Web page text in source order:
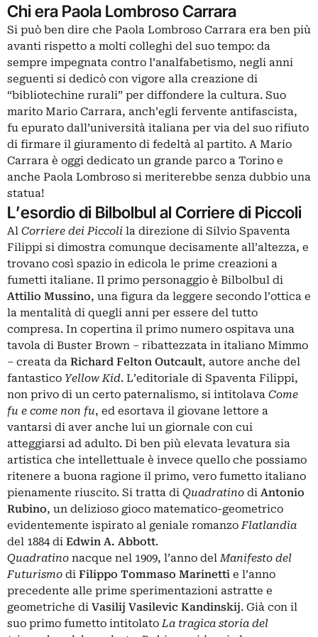
Chi era Paola Lombroso Carrara
Si può ben dire che Paola Lombroso Carrara era ben più
avanti rispetto a molti colleghi del suo tempo: da
sempre impegnata contro l’analfabetismo, negli anni
seguenti si dedicò con vigore alla creazione di
“bibliotechine rurali” per diffondere la cultura. Suo
marito Mario Carrara, anch’egli fervente antifascista,
fu epurato dall’università italiana per via del suo rifiuto
di firmare il giuramento di fedeltà al partito. A Mario
Carrara è oggi dedicato un grande parco a Torino e
anche Paola Lombroso si meriterebbe senza dubbio una
statua!
L’esordio di Bilbolbul al Corriere di Piccoli
Al Corriere dei Piccoli la direzione di Silvio Spaventa
Filippi si dimostra comunque decisamente all’altezza, e
trovano così spazio in edicola le prime creazioni a
fumetti italiane. Il primo personaggio è Bilbolbul di
Attilio Mussino, una figura da leggere secondo l’ottica e
la mentalità di quegli anni per essere del tutto
compresa. In copertina il primo numero ospitava una
tavola di Buster Brown – ribattezzata in italiano Mimmo
– creata da Richard Felton Outcault, autore anche del
fantastico Yellow Kid. L’editoriale di Spaventa Filippi,
non privo di un certo paternalismo, si intitolava Come
fu e come non fu, ed esortava il giovane lettore a
vantarsi di aver anche lui un giornale con cui
atteggiarsi ad adulto. Di ben più elevata levatura sia
artistica che intellettuale è invece quello che possiamo
ritenere a buona ragione il primo, vero fumetto italiano
pienamente riuscito. Si tratta di Quadratino di Antonio
Rubino, un delizioso gioco matematico-geometrico
evidentemente ispirato al geniale romanzoFlatlandia
del 1884 di Edwin A. Abbott.
Quadratino nacque nel 1909, l’anno delManifesto del
Futurismo di Filippo Tommaso Marinetti e l’anno
precedente alle prime sperimentazioni astratte e
geometriche di Vasilij Vasilevic Kandinskij. Già con il
suo primo fumetto intitolatoLa tragica storia del